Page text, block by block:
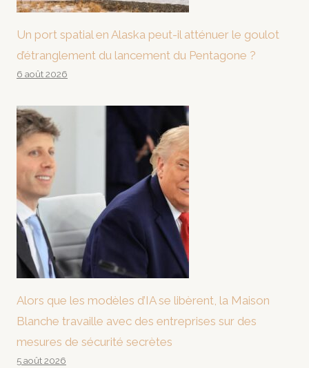
Un port spatial en Alaska peut-il atténuer le goulot
d’étranglement du lancement du Pentagone ?
6 août 2026
Alors que les modèles d’IA se libèrent, la Maison
Blanche travaille avec des entreprises sur des
mesures de sécurité secrètes
5 août 2026